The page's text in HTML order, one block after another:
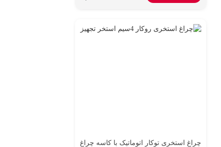
چراغ استخری توکار اتوماتیک با کاسه چراغ